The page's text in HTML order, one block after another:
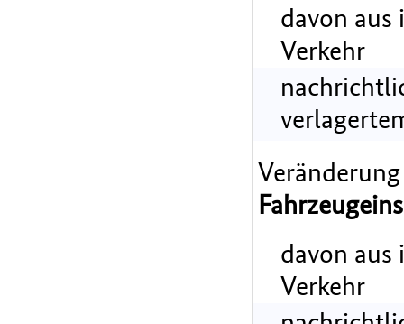
davon
Verkehr
davon
Verkehr